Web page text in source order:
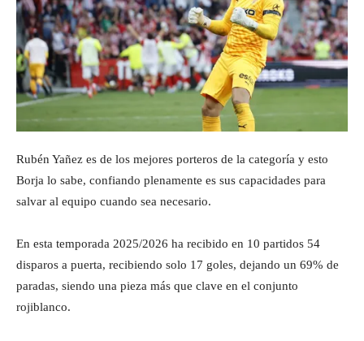
Rubén Yañez es de los mejores porteros de la categoría y esto
Borja lo sabe, confiando plenamente es sus capacidades para
salvar al equipo cuando sea necesario.
En esta temporada 2025/2026 ha recibido en 10 partidos 54
disparos a puerta, recibiendo solo 17 goles, dejando un 69% de
paradas, siendo una pieza más que clave en el conjunto
rojiblanco.